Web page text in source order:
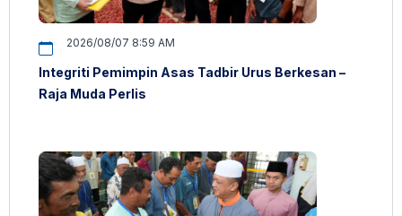
2026/08/07 8:59 AM
Integriti Pemimpin Asas Tadbir Urus Berkesan –
Raja Muda Perlis